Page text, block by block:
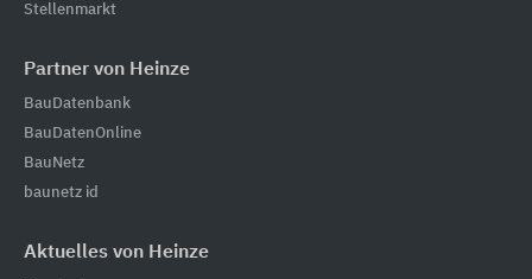
Stellenmarkt
Partner von Heinze
BauDatenbank
BauDatenOnline
BauNetz
baunetz id
Aktuelles von Heinze